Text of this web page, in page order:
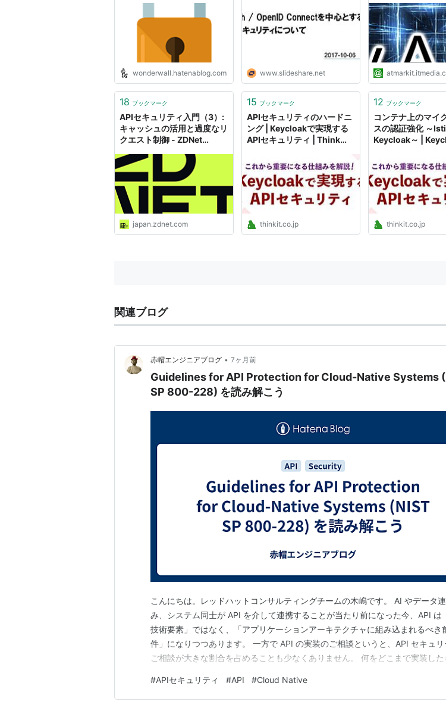
wonderwall.hatenablog.com www.slideshare.net
18 ブックマーク
APIセキュリティ入門（3）:
キャッシュの活用と過度なリ
クエスト制御 - ZDNet
japan.zdnet.com
15 ブックマーク
APIセキュリティのハードニ
ング | Keycloakで実現する
APIセキュリティ | Think
thinkit.co.jp
12 ブックマーク
コンテナ上のマイ
スの認証強化 ～
Keycloak～ |
Think IT（シンク
thinkit.co.jp
関連ブログ
赤帽エンジニアブログ • 7ヶ月前
Guidelines for API Protection for Cloud-Native Systems
SP 800-228) を読み解こう
こんにちは。レッドハットコンサルティングチームの木嶋です。 AI やデータ
み、システム同士が API を介して連携することが当たり前になった今、API は
技術要素」ではなく、「アプリケーションアーキテクチャに組み込まれるべき
件」になりつつあります。 一方で API の実装のご相談というと、API セキュ
ご相談が大きな割合を占めることも少なくありません。 何をどこまで実装した
NIST は Guidelines for API Protection for Cloud-Native Sy…
#APIセキュリティ #API #Cloud Native